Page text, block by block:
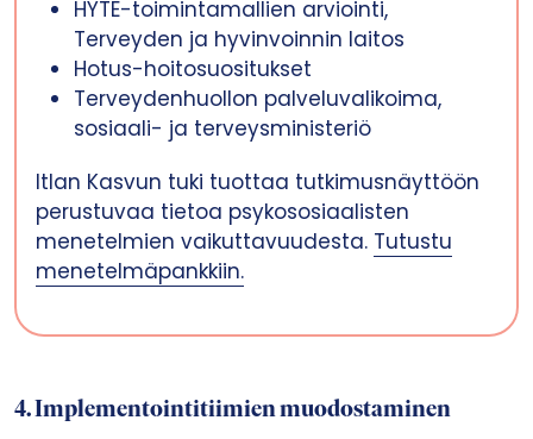
HYTE-toimintamallien arviointi,
Terveyden ja hyvinvoinnin laitos
Hotus-hoitosuositukset
Terveydenhuollon palveluvalikoima,
sosiaali- ja terveysministeriö
Itlan Kasvun tuki tuottaa tutkimusnäyttöön
perustuvaa tietoa psykososiaalisten
menetelmien vaikuttavuudesta. Tutustu
menetelmäpankkiin.
4.Implementointitiimien muodostaminen